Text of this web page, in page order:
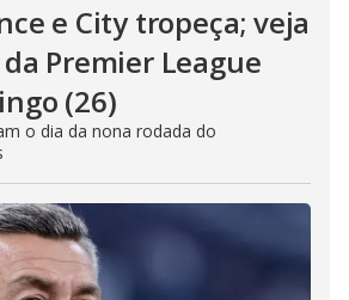
e City tropeça; veja
Premier League
(26)
o dia da nona rodada do